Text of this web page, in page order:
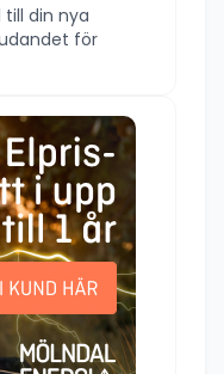
din nya
för